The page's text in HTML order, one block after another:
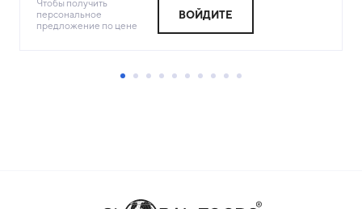
Чтобы получить
персональное
предложение по цене
ВОЙДИТЕ